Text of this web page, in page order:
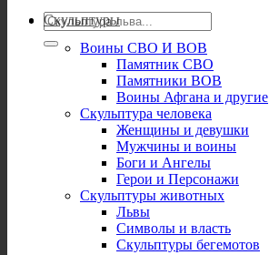
Искать:
Скульптуры
Воины СВО И ВОВ
Памятник СВО
Памятники ВОВ
Воины Афгана и другие
Скульптура человека
Женщины и девушки
Мужчины и воины
Боги и Ангелы
Герои и Персонажи
Скульптуры животных
Львы
Символы и власть
Скульптуры бегемотов